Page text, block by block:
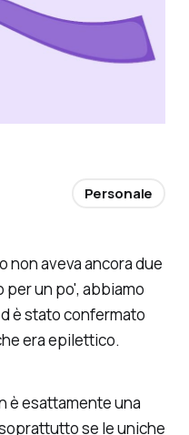
non aveva ancora due
per un po', abbiamo
è stato confermato
era epilettico.
è esattamente una
se le uniche
Personale